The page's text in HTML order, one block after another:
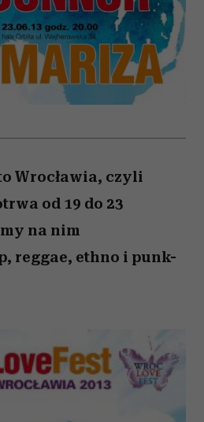
Wrocławia, czyli
od 19 do 23
na nim
reggae, ethno i punk-